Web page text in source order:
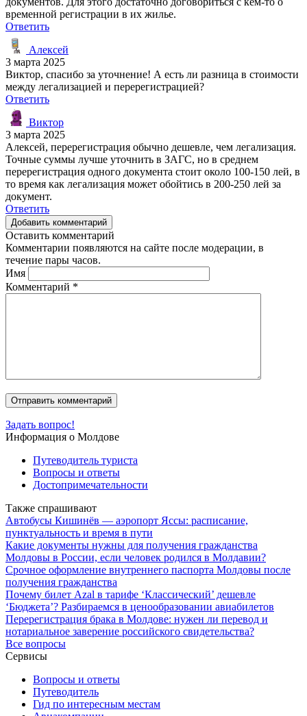
временной регистрации в их жилье.
Ответить
Алексей
3 марта 2025
Виктор, спасибо за уточнение! А есть ли разница в стоимости
между легализацией и перерегистрацией?
Ответить
Виктор
3 марта 2025
Алексей, перерегистрация обычно дешевле, чем легализация.
Точные суммы лучше уточнить в ЗАГС, но в среднем
перерегистрация одного документа стоит около 100-150 лей, в
то время как легализация может обойтись в 200-250 лей за
документ.
Ответить
Добавить комментарий
Оставить комментарий
Комментарии появляются на сайте после модерации, в
течение пары часов.
Имя
Комментарий *
Задать вопрос!
Информация о Молдове
Путеводитель туриста
Вопросы и ответы
Достопримечательности
Также спрашивают
Автобусы Кишинёв — аэропорт Яссы: расписание,
пунктуальность и время в пути
Какие документы нужны для получения гражданства
Молдовы в России, если человек родился в Молдавии?
Срочное оформление внутреннего паспорта Молдовы после
получения гражданства
Почему билет Azal в тарифе ‘Классический’ дешевле
‘Бюджета’? Разбираемся в ценообразовании авиабилетов
Перерегистрация брака в Молдове: нужен ли перевод и
нотариальное заверение российского свидетельства?
Все вопросы
Сервисы
Вопросы и ответы
Путеводитель
Гид по интересным местам